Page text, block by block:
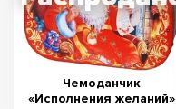
Чемоданчик
«Исполнения желаний»